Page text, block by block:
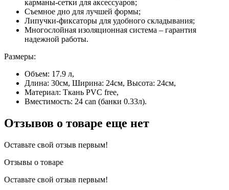
карманы-сетки для аксессуаров;
Съемное дно для лучшей формы;
Липучки-фиксаторы для удобного складывания;
Многослойная изоляционная система – гарантия
надежной работы.
Размеры:
Объем: 17.9 л,
Длина: 30см, Ширина: 24см, Высота: 24см,
Материал: Ткань PVC free,
Вместимость: 24 can (банки 0.33л).
Отзывов о товаре еще нет
Оставьте свой отзыв первым!
Отзывы о товаре
Оставьте свой отзыв первым!